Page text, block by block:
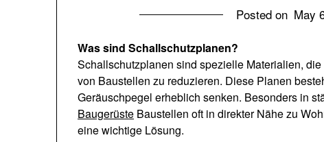
Posted on May
Was sind Schallschutzplanen?
Schallschutzplanen sind spezielle Materialien,
von Baustellen zu reduzieren. Diese Planen
Geräuschpegel erheblich senken. Besonders in
Baugerüste Baustellen oft in direkter Nähe zu
eine wichtige Lösung.